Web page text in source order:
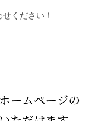
ください！